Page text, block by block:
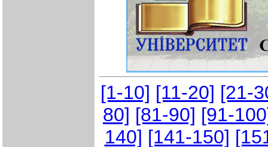
[1-10] [11-20] [21-
80] [81-90] [91-
140] [141-150]